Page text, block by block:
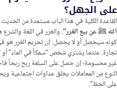
على الجهل؟
القاعدة الكلية في هذا الباب مستمدة من
الله ﷺ عن بيع الغرر”. والغرر في اللغة
كونه سيحصل أو لا يحصل. إن تحريم الغرر هو
تجارة. عندما يشتري شخص “سمكاً في الماء” أو
غير محسومة؛ إن حصل على السلعة ربح ربحاً
النوع من المعاملات يخلق عداوات اجتماعية
على الحظ”.